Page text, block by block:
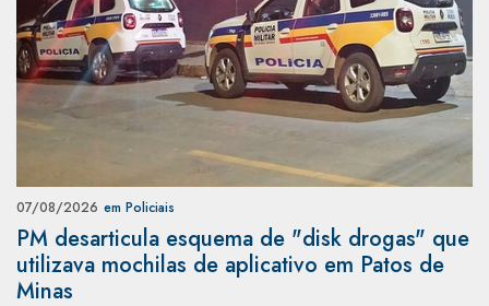
07/08/2026 em Policiais
PM desarticula esquema de "disk drogas" que
utilizava mochilas de aplicativo em Patos de
Minas